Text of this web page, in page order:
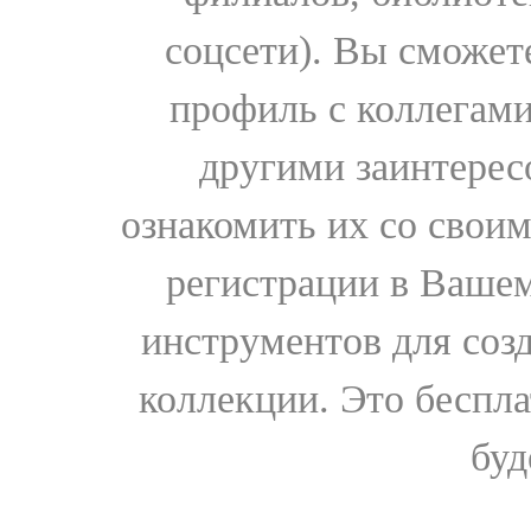
соцсети). Вы
профиль с
другими
ознакомить их со
регистрации в
инструментов для
коллекции. Это